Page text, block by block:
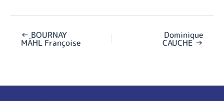
← BOURNAY
MÄHL Françoise
Dominique
CAUCHE→